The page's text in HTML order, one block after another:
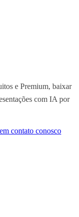
e Premium, baixar
com IA por
contato conosco